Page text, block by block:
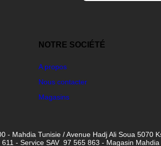
NOTRE SOCIÉTÉ
A propos
Nous contacter
Magasins
- Mahdia Tunisie / Avenue Hadj Ali Soua 5070
611 - Service SAV 97 565 863 - Magasin